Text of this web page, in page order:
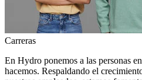
Carreras
En Hydro ponemos a las personas
hacemos. Respaldando el